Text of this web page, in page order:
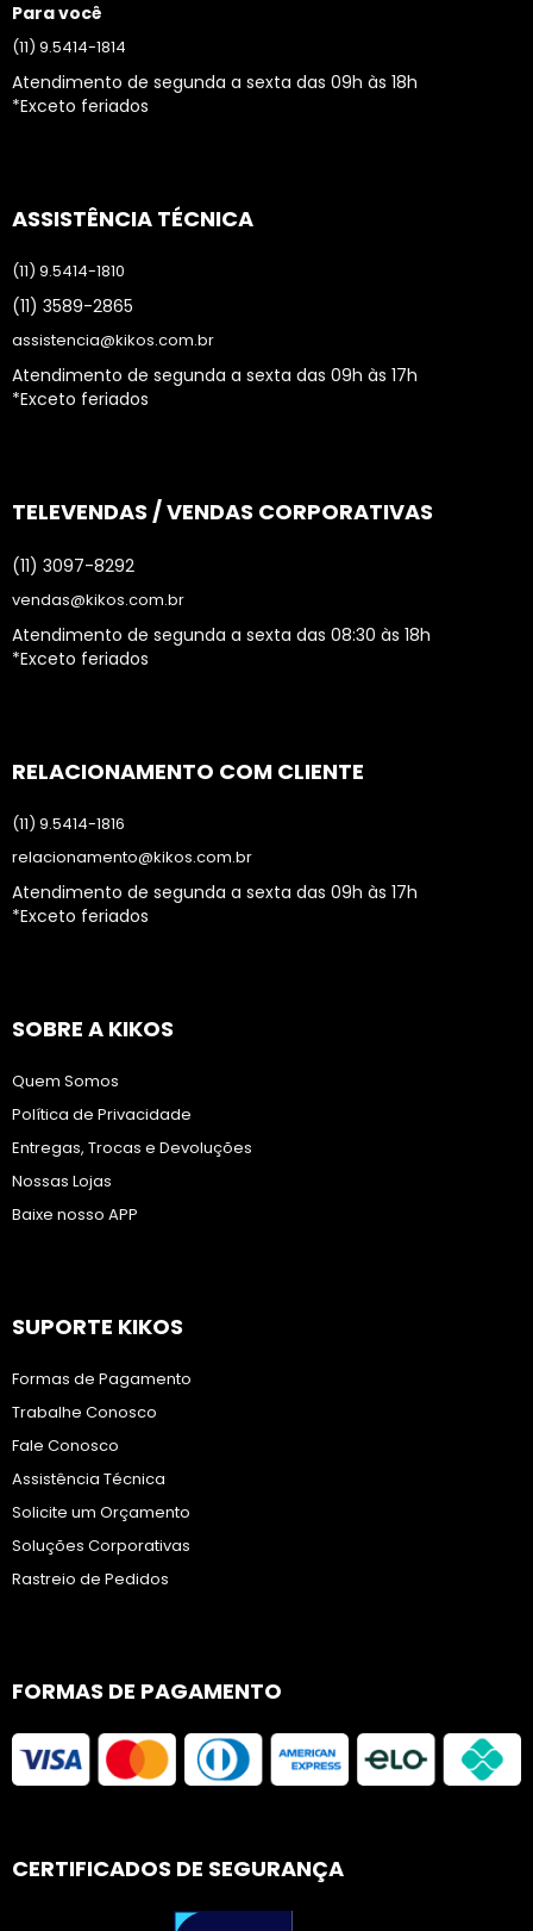
Para você
(11) 9.5414-1814
Atendimento de segunda a sexta das 09h às 18h
*Exceto feriados
ASSISTÊNCIA TÉCNICA
(11) 9.5414-1810
(11) 3589-2865
assistencia@kikos.com.br
Atendimento de segunda a sexta das 09h às 17h
*Exceto feriados
TELEVENDAS / VENDAS CORPORATIVAS
(11) 3097-8292
vendas@kikos.com.br
Atendimento de segunda a sexta das 08:30 às 18h
*Exceto feriados
RELACIONAMENTO COM CLIENTE
(11) 9.5414-1816
relacionamento@kikos.com.br
Atendimento de segunda a sexta das 09h às 17h
*Exceto feriados
SOBRE A KIKOS
Quem Somos
Política de Privacidade
Entregas, Trocas e Devoluções
Nossas Lojas
Baixe nosso APP
SUPORTE KIKOS
Formas de Pagamento
Trabalhe Conosco
Fale Conosco
Assistência Técnica
Solicite um Orçamento
Soluções Corporativas
Rastreio de Pedidos
FORMAS DE PAGAMENTO
CERTIFICADOS DE SEGURANÇA